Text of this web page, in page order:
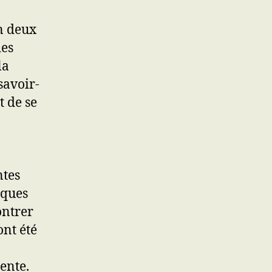
deux
de se
été